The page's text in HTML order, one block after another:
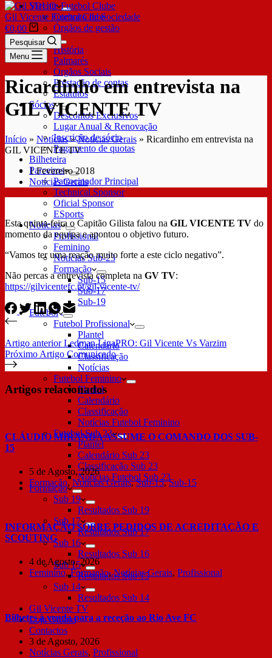
SDUQ
Contrato de Sociedade
Órgãos de gestão
Clube
História
Palmarés
Órgãos Sociais
Prestação de contas
Estatutos
Sócios
Descontos Exclusivos
Lugar Anual & Renovação
Inscrição de sócio
Pagamento de quotas
Bilheteira
Parceiros
Patrocinador Principal
Technical Sponsor
Oficial Sponsor
ESports
Notícias
Profissional
Feminino
Notícias Sub-23
Formação
Sub-15
Sub-17
Sub-19
Futebol
Futebol Profissional
Plantel
Calendário
Classificação
Notícias
Futebol Feminino
Plantel
Calendário
Classificação
Notícias Futebol Feminino
Futebol Sub 23
Plantel
Calendário Sub 23
Classificação Sub 23
Notícias Futebol Sub 23
Formação
Sub 19
Resultados Sub 19
Sub 17
Resultados Sub 17
Sub 16
Resultados Sub 16
Sub 15
Resultados Sub 15
Sub 14
Resultados Sub 14
Gil Vicente TV
Loja Online
Contactos
Gil Vicente Futebol Clube
€0,00
Pesquisar
Menu
Ricardinho em entrevista na
GIL VICENTE TV
Início » Notícias»Notícias Gerais » Ricardinho em entrevista na
GIL VICENTE TV
1 Fevereiro 2018
Notícias Gerais
Esta quinta-feira o Capitão Gilista falou na GIL VICENTE TV do
momento da equipa e apontou o objetivo futuro.
“Vamos ter uma reação muito forte a este ciclo negativo”.
Não percas a entrevista completa na GV TV:
https://gilvicentefc.pt/gil-vicente-tv/
Artigo anteriorLedman LigaPRO: Gil Vicente Vs Varzim
Próximo Artigo Comunicado
Artigos relacionados
CLÁUDIO MIRANDA ASSUME O COMANDO DOS SUB-
15
5 de Agosto, 2026
Formação,Notícias Gerais,Sub-15,Sub-15
INFORMAÇÃO SOBRE PEDIDOS DE ACREDITAÇÃO E
SCOUTING
4 de Agosto, 2026
Feminino,Formação,Notícias Gerais, Profissional
Bilhetes à venda para a receção ao Rio Ave FC
3 de Agosto, 2026
Notícias Gerais, Profissional